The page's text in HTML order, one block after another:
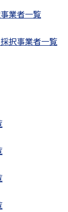
業者一覧
択事業者一覧